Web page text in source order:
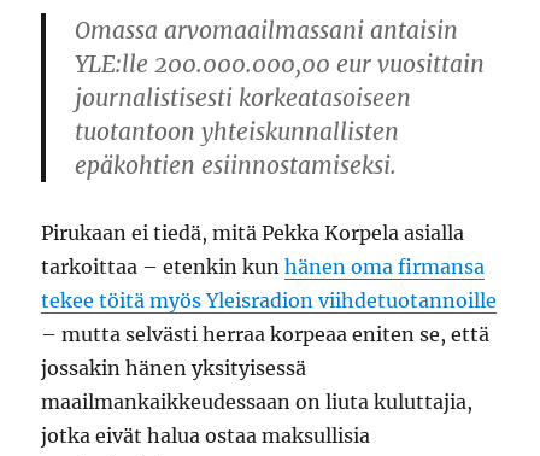
Omassa arvomaailmassani antaisin
YLE:lle 200.000.000,00 eur vuosittain
journalistisesti korkeatasoiseen
tuotantoon yhteiskunnallisten
epäkohtien esiinnostamiseksi.
Pirukaan ei tiedä, mitä Pekka Korpela asialla
tarkoittaa – etenkin kunhänen oma firmansa
tekee töitä myös Yleisradion viihdetuotannoille
– mutta selvästi herraa korpeaa eniten se, että
jossakin hänen yksityisessä
maailmankaikkeudessaan on liuta kuluttajia,
jotka eivät halua ostaa maksullisia